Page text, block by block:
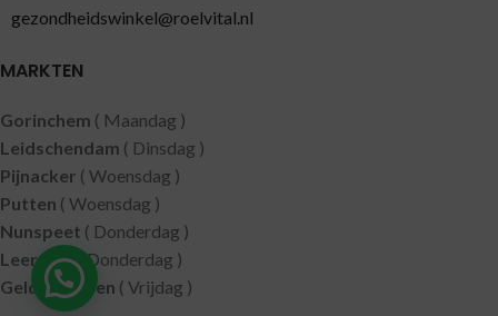
gezondheidswinkel@roelvital.nl
MARKTEN
Gorinchem ( Maandag )
Leidschendam ( Dinsdag )
Pijnacker ( Woensdag )
Putten ( Woensdag )
Nunspeet ( Donderdag )
Leerdam( Donderdag )
Geldermalsen ( Vrijdag )